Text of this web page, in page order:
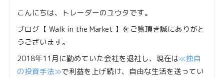
こんにちは、トレーダーのユウタです。
ブログ【 Walk in the Market 】をご覧頂き誠にありがと
うございます。
2018年11月に勤めていた会社を退社し、現在は≪独自
の投資手法≫で利益を上げ続け、自由な生活を送ってい